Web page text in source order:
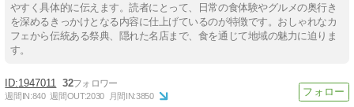
やすく具体的に伝えます。読者にとって、日常の食体験やグルメの奥行き
を深めるきっかけとなる内容に仕上げているのが特徴です。おしゃれなカ
フェから伝統ある祭典、隠れた名店まで、食を通じて地域の魅力に迫りま
す。
1947011 32
週間IN:840 週間OUT:2030 月間IN:3850